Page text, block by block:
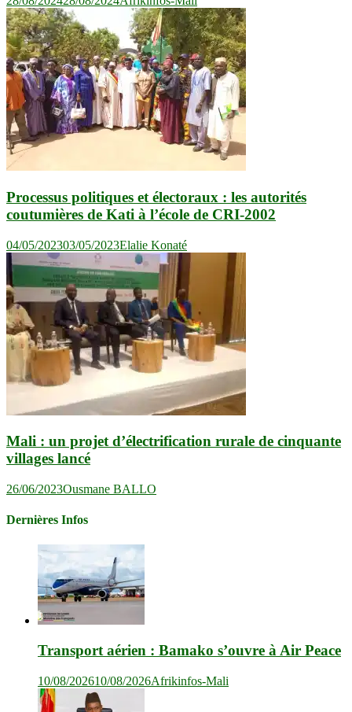
Processus politiques et électoraux : les autorités
coutumières de Kati à l’école de CRI-2002
04/05/202303/05/2023Elalie Konaté
Mali : un projet d’électrification rurale de cinquante
villages lancé
26/06/2023Ousmane BALLO
Dernières Infos
Transport aérien : Bamako s’ouvre à Air Peace
10/08/202610/08/2026Afrikinfos-Mali